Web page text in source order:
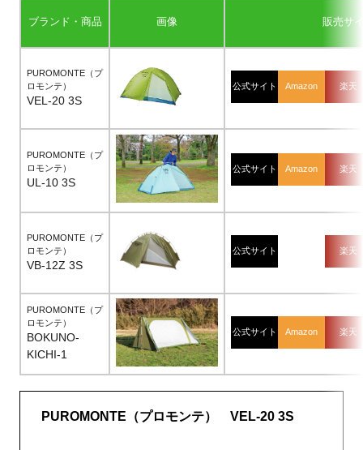
ブランド・商品 画像 販売サ
PUROMONTE（プ
ロモンテ）
VEL-20 3S
公式サイト Amazon 楽天
PUROMONTE（プ
ロモンテ）
UL-10 3S
公式サイト Amazon 楽天
PUROMONTE（プ
ロモンテ）
VB-12Z 3S
公式サイト 楽天
PUROMONTE（プ
ロモンテ）
BOKUNO-
KICHI-1
公式サイト Amazon 楽天
PUROMONTE（プロモンテ） VEL-20 3S